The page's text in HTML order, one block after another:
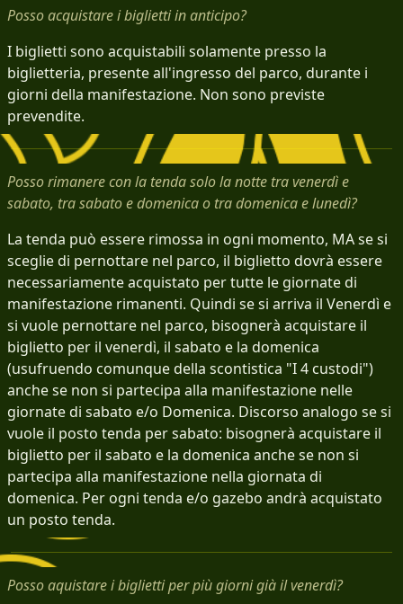
Posso acquistare i biglietti in anticipo?
I biglietti sono acquistabili solamente presso la
biglietteria, presente all'ingresso del parco, durante i
giorni della manifestazione. Non sono previste
prevendite.
Posso rimanere con la tenda solo la notte tra venerdì e
sabato, tra sabato e domenica o tra domenica e lunedì?
La tenda può essere rimossa in ogni momento, MA se si
sceglie di pernottare nel parco, il biglietto dovrà essere
necessariamente acquistato per tutte le giornate di
manifestazione rimanenti. Quindi se si arriva il Venerdì e
si vuole pernottare nel parco, bisognerà acquistare il
biglietto per il venerdì, il sabato e la domenica
(usufruendo comunque della scontistica "I 4 custodi")
anche se non si partecipa alla manifestazione nelle
giornate di sabato e/o Domenica. Discorso analogo se si
vuole il posto tenda per sabato: bisognerà acquistare il
biglietto per il sabato e la domenica anche se non si
partecipa alla manifestazione nella giornata di
domenica. Per ogni tenda e/o gazebo andrà acquistato
un posto tenda.
Posso aquistare i biglietti per più giorni già il venerdì?